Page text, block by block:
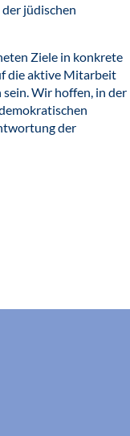
jüdischen
Ziele in konkrete
die aktive Mitarbeit
Wir hoffen, in der
der